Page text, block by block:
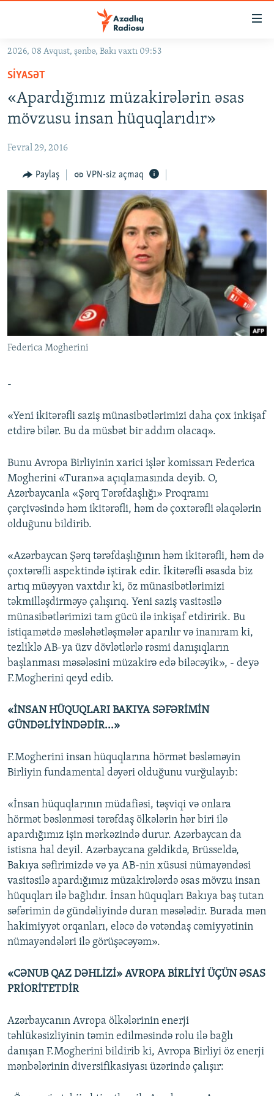
Əsas
qayıt
Əsas
naviqasiyaya
qayıt
Axtarışa
GÜNDƏM
KORRUPSIOMETR
FƏRQƏ BAX
QANUNI DOĞRU
ARAŞDIRMA
VIDEO
FOTOQALEREYA
İNFOQRAFIKA
RADIO ARXIV
OXU ZALI
AZƏRBAYCAN ƏDƏBIYYATI KITABXANASI
İSLAM VƏ DEMOKRATIYA
İZ - MƏDƏNIYYƏT PROQRAMI
HAQQIMIZDA
PEŞƏ ETIKASI VƏ JURNALISTIKA STANDARTLARIMIZ
MATERIALLARIMIZDAN ISTIFADƏ
AZADLIQRADIOSU MOBIL TELEFONUNUZDA
RFE/RL-in bütün saytları
2026, 08 Avqust, şənbə, Bakı vaxtı 09:53
SIYASƏT
«Apardığımız müzakirələrin əsas
mövzusu insan hüquqlarıdır»
Fevral 29, 2016
Paylaş VPN-siz açmaq
Federica Mogherini
-
«Yeni ikitərəfli saziş münasibətlərimizi daha çox inkişaf
etdirə bilər. Bu da müsbət bir addım olacaq».
Bunu Avropa Birliyinin xarici işlər komissarı Federica
Mogherini «Turan»a açıqlamasında deyib. O,
Azərbaycanla «Şərq Tərəfdaşlığı» Proqramı
çərçivəsində həm ikitərəfli, həm də çoxtərəfli əlaqələrin
olduğunu bildirib.
«Azərbaycan Şərq tərəfdaşlığının həm ikitərəfli, həm də
çoxtərəfli aspektində iştirak edir. İkitərəfli əsasda biz
artıq müəyyən vaxtdır ki, öz münasibətlərimizi
təkmilləşdirməyə çalışırıq. Yeni saziş vasitəsilə
münasibətlərimizi tam gücü ilə inkişaf etdiririk. Bu
istiqamətdə məsləhətləşmələr aparılır və inanıram ki,
tezliklə AB-ya üzv dövlətlərlə rəsmi danışıqların
başlanması məsələsini müzakirə edə biləcəyik», - deyə
F.Mogherini qeyd edib.
«İNSAN HÜQUQLARI BAKIYA SƏFƏRİMİN
GÜNDƏLİYİNDƏDİR...»
F.Mogherini insan hüquqlarına hörmət bəsləməyin
Birliyin fundamental dəyəri olduğunu vurğulayıb:
«İnsan hüquqlarının müdafiəsi, təşviqi və onlara
hörmət bəslənməsi tərəfdaş ölkələrin hər biri ilə
apardığımız işin mərkəzində durur. Azərbaycan da
istisna hal deyil. Azərbaycana gəldikdə, Brüsseldə,
Bakıya səfirimizdə və ya AB-nin xüsusi nümayəndəsi
vasitəsilə apardığımız müzakirələrdə əsas mövzu insan
hüquqları ilə bağlıdır. İnsan hüquqları Bakıya baş tutan
səfərimin də gündəliyində duran məsələdir. Burada mən
hakimiyyət orqanları, eləcə də vətəndaş cəmiyyətinin
nümayəndələri ilə görüşəcəyəm».
«CƏNUB QAZ DƏHLİZİ» AVROPA BİRLİYİ ÜÇÜN ƏSAS
PRİORİTETDİR
Azərbaycanın Avropa ölkələrinin enerji
təhlükəsizliyinin təmin edilməsində rolu ilə bağlı
danışan F.Mogherini bildirib ki, Avropa Birliyi öz enerji
mənbələrinin diversifikasiyası üzərində çalışır: